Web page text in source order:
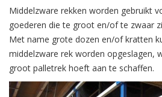
Middelzware rekken worden gebruikt
goederen die te groot en/of te zwaar
Met name grote dozen en/of kratten
middelzware rek worden opgeslagen,
groot palletrek hoeft aan te schaffen.